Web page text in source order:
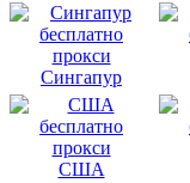
Сингапур
США